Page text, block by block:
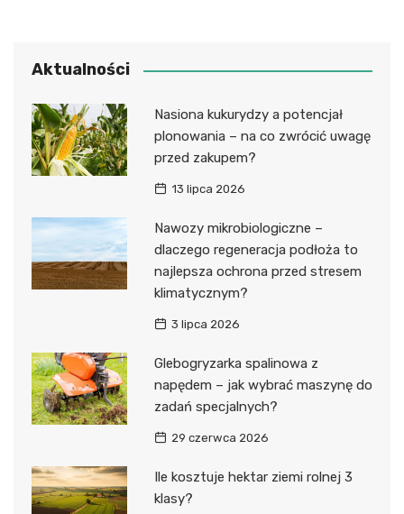
Aktualności
Nasiona kukurydzy a potencjał
plonowania – na co zwrócić uwagę
przed zakupem?
13 lipca 2026
Nawozy mikrobiologiczne –
dlaczego regeneracja podłoża to
najlepsza ochrona przed stresem
klimatycznym?
3 lipca 2026
Glebogryzarka spalinowa z
napędem – jak wybrać maszynę do
zadań specjalnych?
29 czerwca 2026
Ile kosztuje hektar ziemi rolnej 3
klasy?